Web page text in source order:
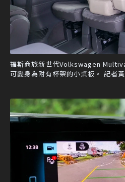
福斯商旅新世代Volkswagen
可變身為附有杯架的小桌板。 記者